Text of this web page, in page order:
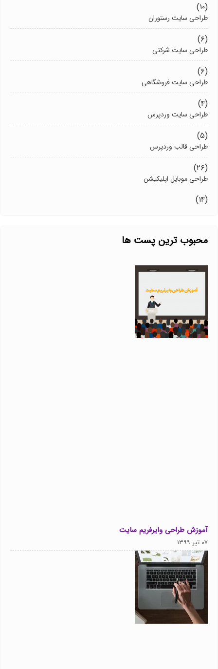
(۱۰)
طراحی سایت رستوران
(۶)
طراحی سایت شرکتی
(۶)
طراحی سایت فروشگاهی
(۴)
طراحی سایت وردپرس
(۵)
طراحی قالب وردپرس
(۲۶)
طراحی موبایل اپلیکیشن
(۱۴)
محبوب ترین پست ها
آموزش طراحی وایرفریم سایت
۰۷ تیر ۱۳۹۹